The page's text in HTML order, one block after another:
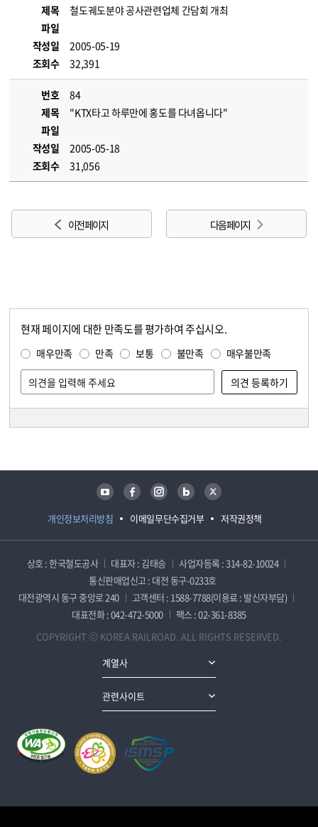
제목
철도궤도분야 공사관련업체 간담회 개최
파일
작성일
2005-05-19
조회수
32,391
번호
84
제목
"KTX타고 하루만에 홍도를 다녀옵니다"
파일
작성일
2005-05-18
조회수
31,056
이전 페이지 다음 페이지
현재 페이지에 대한 만족도를 평가하여 주십시오.
매우만족 만족 보통 불만족 매우불만족
개인정보처리방침 이메일무단수집거부 저작권정책
유튜브 페이스북 인스타그램 블로그 트위터
상호 : 한국철도공사 대표자 : 김태승
사업자등록 : 314-82-10024
통신판매업신고 : 대전 동구-0233호
대전광역시 동구 중앙로 240
고객센터 : 1588-7788(이용료 : 발신자부담)
대표전화 : 042-472-5000
팩스 : 02-361-8385
COPYRIGHT ⓒ KOREA RAILROAD. ALL RIGHTS RESERVED.
계열사
관련사이트